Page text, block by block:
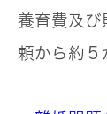
養育費及び
頼から約５